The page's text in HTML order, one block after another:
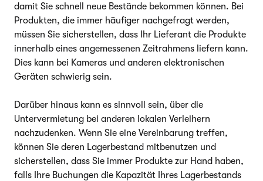
damit Sie schnell neue Bestände bekommen können. Bei
Produkten, die immer häufiger nachgefragt werden,
müssen Sie sicherstellen, dass Ihr Lieferant die Produkte
innerhalb eines angemessenen Zeitrahmens liefern kann.
Dies kann bei Kameras und anderen elektronischen
Geräten schwierig sein.
Darüber hinaus kann es sinnvoll sein, über die
Untervermietung bei anderen lokalen Verleihern
nachzudenken. Wenn Sie eine Vereinbarung treffen,
können Sie deren Lagerbestand mitbenutzen und
sicherstellen, dass Sie immer Produkte zur Hand haben,
falls Ihre Buchungen die Kapazität Ihres Lagerbestands